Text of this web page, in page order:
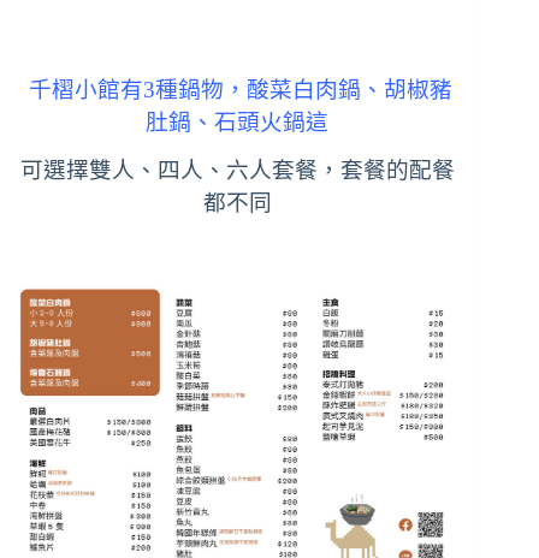
千槢小館有3種鍋物，酸菜白肉鍋、胡椒豬
肚鍋、石頭火鍋這
可選擇雙人、四人、六人套餐，套餐的配餐
都不同